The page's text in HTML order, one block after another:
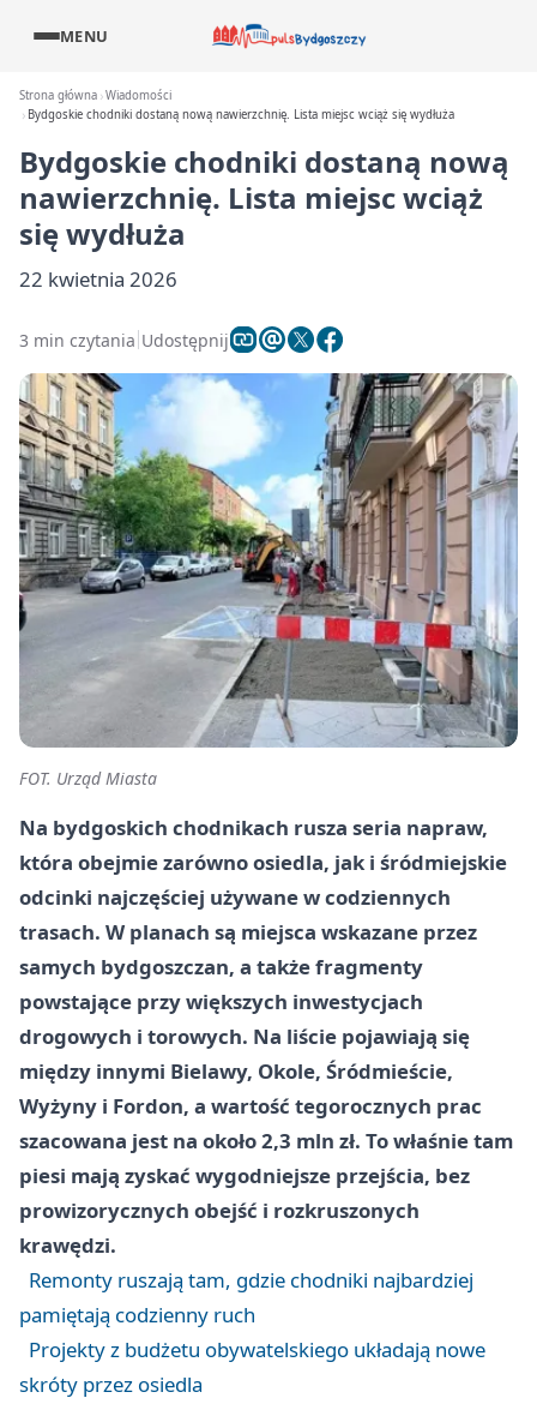
MENU
Strona główna Wiadomości
Bydgoskie chodniki dostaną nową nawierzchnię. Lista miejsc wciąż się wydłuża
Bydgoskie chodniki dostaną nową
nawierzchnię. Lista miejsc wciąż
się wydłuża
22 kwietnia 2026
3 min czytania Udostępnij
FOT. Urząd Miasta
Na bydgoskich chodnikach rusza seria napraw,
która obejmie zarówno osiedla, jak i śródmiejskie
odcinki najczęściej używane w codziennych
trasach. W planach są miejsca wskazane przez
samych bydgoszczan, a także fragmenty
powstające przy większych inwestycjach
drogowych i torowych. Na liście pojawiają się
między innymi Bielawy, Okole, Śródmieście,
Wyżyny i Fordon, a wartość tegorocznych prac
szacowana jest na około 2,3 mln zł. To właśnie tam
piesi mają zyskać wygodniejsze przejścia, bez
prowizorycznych obejść i rozkruszonych
krawędzi.
Remonty ruszają tam, gdzie chodniki najbardziej
pamiętają codzienny ruch
Projekty z budżetu obywatelskiego układają nowe
skróty przez osiedla